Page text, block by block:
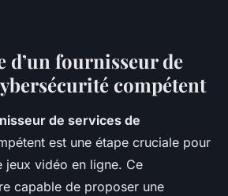
d’un fournisseur de
compétent
de services de
est une étape cruciale pour
jeux vidéo en ligne. Ce
capable de proposer une